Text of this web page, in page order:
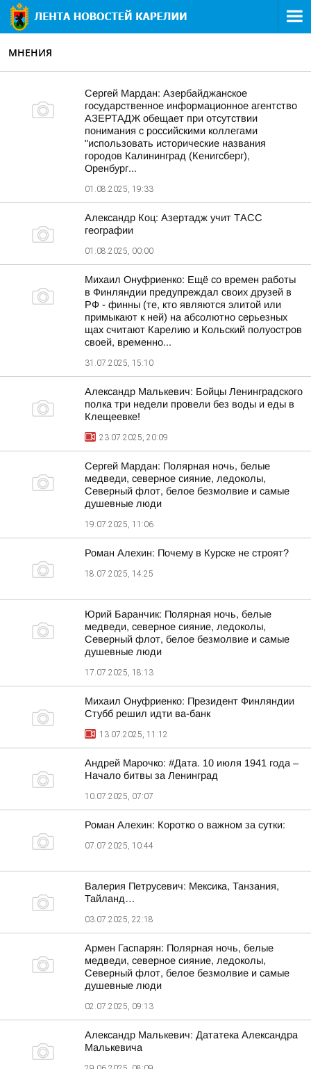
МНЕНИЯ
Сергей Мардан: Азербайджанское
государственное информационное агентство
АЗЕРТАДЖ обещает при отсутствии
понимания с российскими коллегами
"использовать исторические названия
городов Калининград (Кенигсберг),
Оренбург...
01.08.2025, 19:33
Александр Коц: Азертадж учит ТАСС
географии
01.08.2025, 00:00
Михаил Онуфриенко: Ещё со времен работы
в Финляндии предупреждал своих друзей в
РФ - финны (те, кто являются элитой или
примыкают к ней) на абсолютно серьезных
щах считают Карелию и Кольский полуостров
своей, временно...
31.07.2025, 15:10
Александр Малькевич: Бойцы Ленинградского
полка три недели провели без воды и еды в
Клещеевке!
23.07.2025, 20:09
Сергей Мардан: Полярная ночь, белые
медведи, северное сияние, ледоколы,
Северный флот, белое безмолвие и самые
душевные люди
19.07.2025, 11:06
Роман Алехин: Почему в Курске не строят?
18.07.2025, 14:25
Юрий Баранчик: Полярная ночь, белые
медведи, северное сияние, ледоколы,
Северный флот, белое безмолвие и самые
душевные люди
17.07.2025, 18:13
Михаил Онуфриенко: Президент Финляндии
Стубб решил идти ва-банк
13.07.2025, 11:12
Андрей Марочко: #Дата. 10 июля 1941 года –
Начало битвы за Ленинград
10.07.2025, 07:07
Роман Алехин: Коротко о важном за сутки:
07.07.2025, 10:44
Валерия Петрусевич: Мексика, Танзания,
Тайланд…
03.07.2025, 22:18
Армен Гаспарян: Полярная ночь, белые
медведи, северное сияние, ледоколы,
Северный флот, белое безмолвие и самые
душевные люди
02.07.2025, 09:13
Александр Малькевич: Дататека Александра
Малькевича